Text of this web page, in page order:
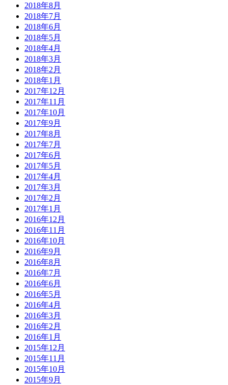
2018年8月
2018年7月
2018年6月
2018年5月
2018年4月
2018年3月
2018年2月
2018年1月
2017年12月
2017年11月
2017年10月
2017年9月
2017年8月
2017年7月
2017年6月
2017年5月
2017年4月
2017年3月
2017年2月
2017年1月
2016年12月
2016年11月
2016年10月
2016年9月
2016年8月
2016年7月
2016年6月
2016年5月
2016年4月
2016年3月
2016年2月
2016年1月
2015年12月
2015年11月
2015年10月
2015年9月